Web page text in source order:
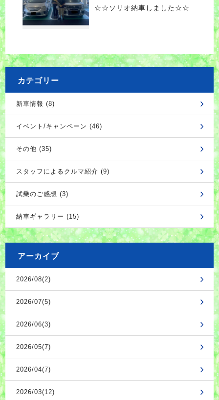
☆☆ソリオ納車しました☆☆
カテゴリー
新車情報 (8)
イベント/キャンペーン (46)
その他 (35)
スタッフによるクルマ紹介 (9)
試乗のご感想 (3)
納車ギャラリー (15)
アーカイブ
2026/08(2)
2026/07(5)
2026/06(3)
2026/05(7)
2026/04(7)
2026/03(12)